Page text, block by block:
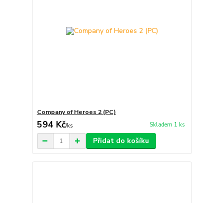
Company of Heroes 2 (PC)
594 Kč/ks Skladem 1 ks
Přidat do košíku